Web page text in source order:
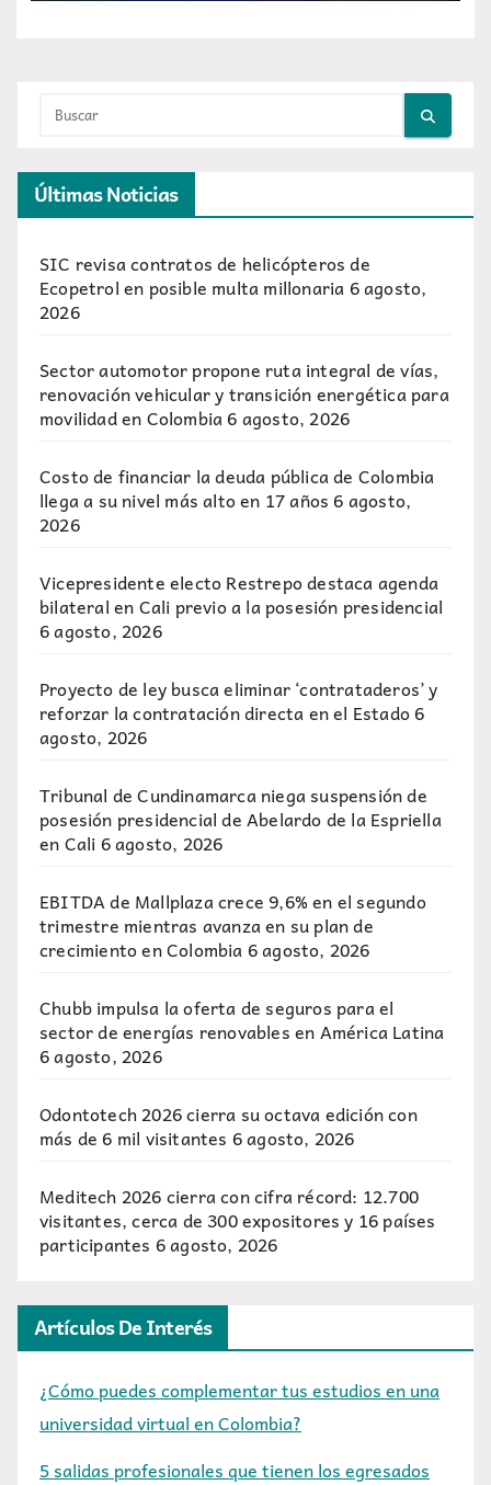
Últimas Noticias
SIC revisa contratos de helicópteros de
Ecopetrol en posible multa millonaria6 agosto,
2026
Sector automotor propone ruta integral de vías,
renovación vehicular y transición energética para
movilidad en Colombia6 agosto, 2026
Costo de financiar la deuda pública de Colombia
llega a su nivel más alto en 17 años 6 agosto,
2026
Vicepresidente electo Restrepo destaca agenda
bilateral en Cali previo a la posesión presidencial
6 agosto, 2026
Proyecto de ley busca eliminar ‘contrataderos’ y
reforzar la contratación directa en el Estado6
agosto, 2026
Tribunal de Cundinamarca niega suspensión de
posesión presidencial de Abelardo de la Espriella
en Cali 6 agosto, 2026
EBITDA de Mallplaza crece 9,6% en el segundo
trimestre mientras avanza en su plan de
crecimiento en Colombia6 agosto, 2026
Chubb impulsa la oferta de seguros para el
sector de energías renovables en América Latina
6 agosto, 2026
Odontotech 2026 cierra su octava edición con
más de 6 mil visitantes 6 agosto, 2026
Meditech 2026 cierra con cifra récord: 12.700
visitantes, cerca de 300 expositores y 16 países
participantes 6 agosto, 2026
Artículos De Interés
¿Cómo puedes complementar tus estudios en una
universidad virtual en Colombia?
5 salidas profesionales que tienen los egresados